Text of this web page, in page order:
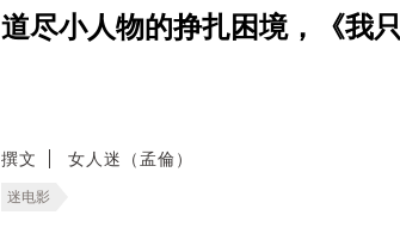
道尽小人物的挣扎困境，《我
撰文 女人迷（孟倫）
迷电影